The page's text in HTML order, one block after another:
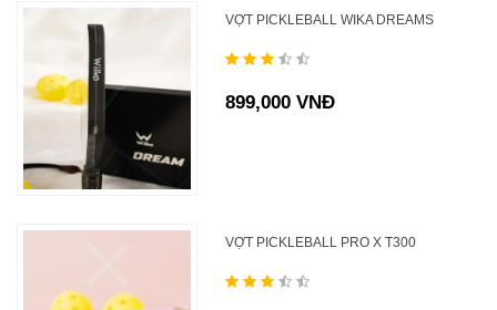
VỢT PICKLEBALL WIKA DREAMS
899,000 VNĐ
VỢT PICKLEBALL PRO X T300